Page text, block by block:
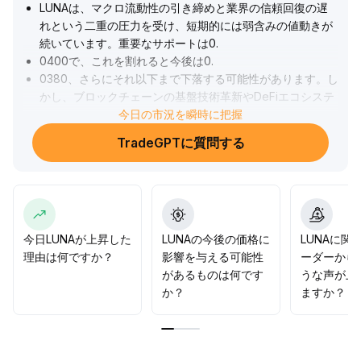
LUNAは、マクロ流動性の引き締めと業界の信頼回復の遅
れという二重の圧力を受け、短期的には弱含みの値動きが
続いています。重要なサポートは0.
0400で、これを割れると今後は0.
0380、さらにそれ以下まで下落する可能性があります。し
かし、ブロックチェーンの基盤技術革新やDeFiエコシステ
ムの最適化は、中長期的な価値再評価の支えとなります。
取引のアドバイス：短期では厳格なストップロスを維持
な押し目買いを検討。
今日の市況を瞬時に把握
TradeGPTに質問する
今日LUNAが上昇した
理由は何ですか？
LUNAの今後の価格に
影響を与える可能性
があるものは何です
か？
LUNAに関
ーダーから
うな声が上
ますか？